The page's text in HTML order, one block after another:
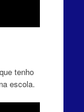
tenho
escola.